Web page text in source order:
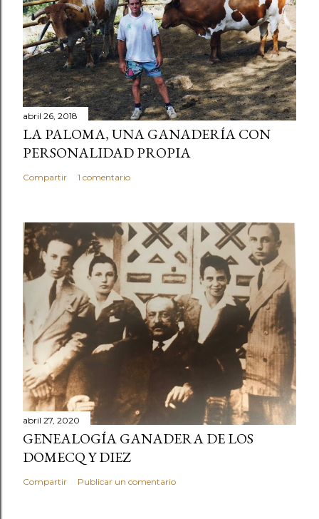
abril 26, 2018
LA PALOMA, UNA GANADERÍA CON
PERSONALIDAD PROPIA
Compartir 1 comentario
abril 27, 2020
GENEALOGÍA GANADERA DE LOS
DOMECQ Y DIEZ
Compartir Publicar un comentario